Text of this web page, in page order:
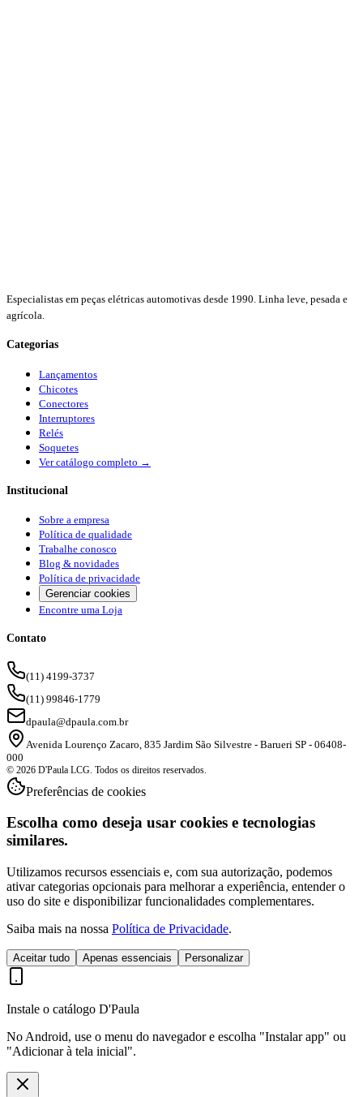
Especialistas em peças elétricas automotivas desde 1990. Linha leve, pesada e
agrícola.
Categorias
Lançamentos
Chicotes
Conectores
Interruptores
Relés
Soquetes
Ver catálogo completo →
Institucional
Sobre a empresa
Política de qualidade
Trabalhe conosco
Blog & novidades
Política de privacidade
Gerenciar cookies
Encontre uma Loja
Contato
(11) 4199-3737
(11) 99846-1779
dpaula@dpaula.com.br
Avenida Lourenço Zacaro, 835 Jardim São Silvestre - Barueri SP - 06408-
000
© 2026 D'Paula LCG. Todos os direitos reservados.
Preferências de cookies
Escolha como deseja usar cookies e tecnologias
similares.
Utilizamos recursos essenciais e, com sua autorização, podemos
ativar categorias opcionais para melhorar a experiência, entender o
uso do site e disponibilizar funcionalidades complementares.
Saiba mais na nossa Política de Privacidade.
Aceitar tudo Apenas essenciais Personalizar
Instale o catálogo D'Paula
No Android, use o menu do navegador e escolha "Instalar app" ou
"Adicionar à tela inicial".